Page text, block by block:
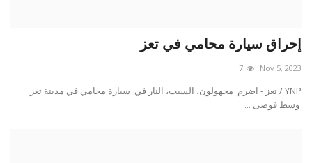
إحراق سيارة محامي في تعز
Nov 5, 2023
7
YNP / تعز - اضرم مجهولون، السبت، النار في سيارة محامي في مدينة تعز
وسط فوضى ...